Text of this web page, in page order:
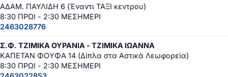
ΑΔΑΜ. ΠΑΥΛΙΔΗ 6 (Έναντι ΤΑΞΙ κεντρου)
8:30 ΠΡΩΙ - 2:30 ΜΕΣΗΜΕΡΙ
2463028776
Σ.Φ. ΤΖΙΜΙΚΑ ΟΥΡΑΝΙΑ - ΤΖΙΜΙΚΑ ΙΩΑΝΝΑ
ΚΑΠΕΤΑΝ ΦΟΥΦΑ 14 (Δίπλα στα Αστικά Λεωφορεία)
8:30 ΠΡΩΙ - 2:30 ΜΕΣΗΜΕΡΙ